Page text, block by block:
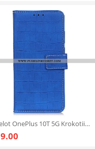
Kotelot OnePlus 10T 5G Krokotiilin Ihotyyli